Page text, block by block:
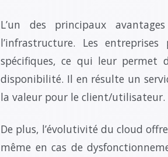
L’un des principaux
l’infrastructure. Les
spécifiques, ce qui leur permet
disponibilité. Il en résulte un
la valeur pour le client/utilisateur.
De plus, l’évolutivité du cloud
même en cas de